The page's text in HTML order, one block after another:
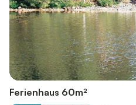
Ferienhaus 60m²